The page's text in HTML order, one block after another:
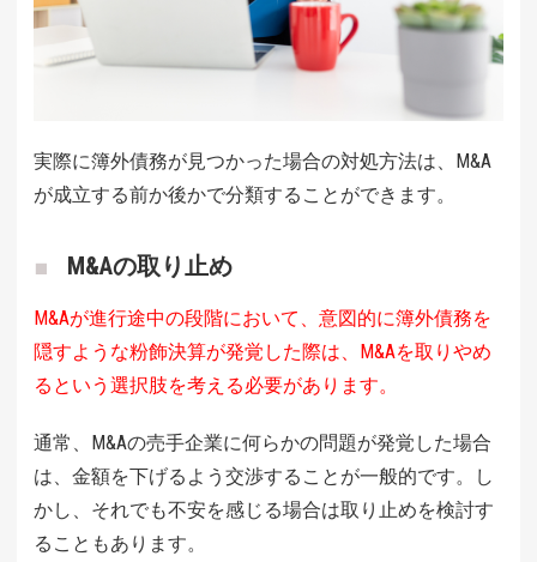
実際に簿外債務が見つかった場合の対処方法は、M&A
が成立する前か後かで分類することができます。
M&Aの取り止め
M&Aが進行途中の段階において、意図的に簿外債務を
隠すような粉飾決算が発覚した際は、M&Aを取りやめ
るという選択肢を考える必要があります。
通常、M&Aの売手企業に何らかの問題が発覚した場合
は、金額を下げるよう交渉することが一般的です。し
かし、それでも不安を感じる場合は取り止めを検討す
ることもあります。